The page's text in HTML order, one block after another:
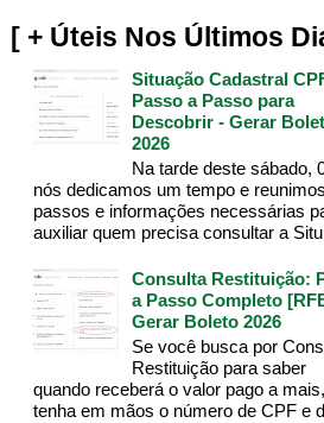
[ + Úteis Nos Últimos
Situação Cadastral
Passo a Passo para
Descobrir - Gerar
2026
Na tarde deste sábado,
nós dedicamos um tempo e
passos e informações necessárias
auxiliar quem precisa consultar a
Consulta Restituição:
a Passo Completo
Gerar Boleto 2026
Se você busca por
Restituição para saber
quando receberá o valor pago a mais,
tenha em mãos o número de CPF e